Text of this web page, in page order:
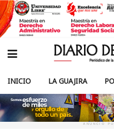
INICIO LA GUAJIRA
ANUNCIO